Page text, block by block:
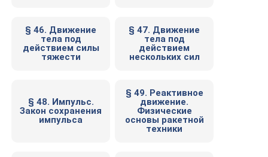
§ 46. Движение
тела под
действием силы
тяжести
§ 47. Движение
тела под
действием
нескольких сил
§ 48. Импульс.
Закон сохранения
импульса
§ 49. Реактивное
движение.
Физические
основы ракетной
техники